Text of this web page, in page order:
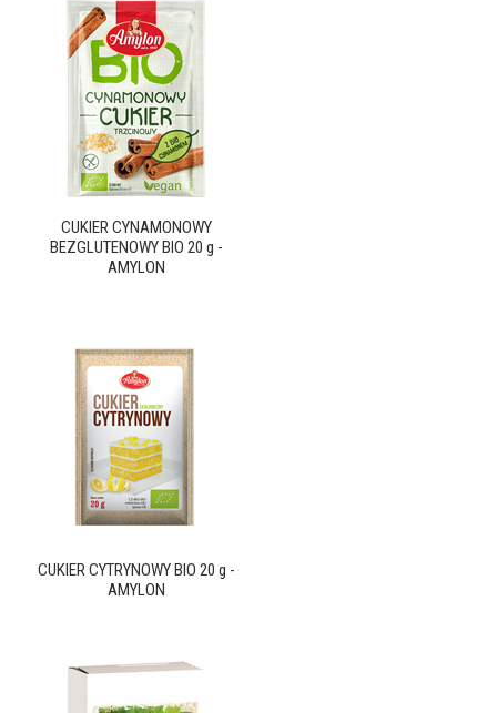
CUKIER CYNAMONOWY
BEZGLUTENOWY BIO 20 g -
AMYLON
CUKIER CYTRYNOWY BIO 20 g -
AMYLON